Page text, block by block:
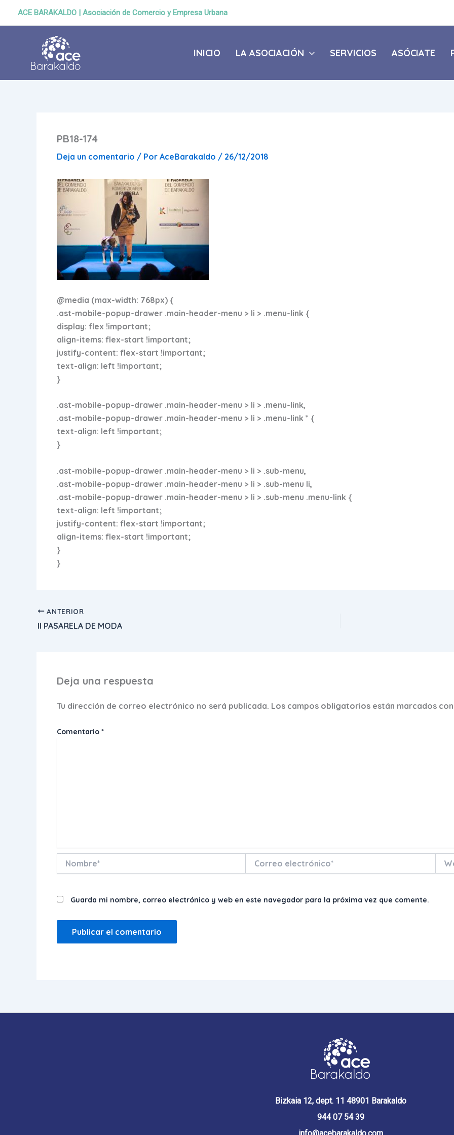
ACE BARAKALDO | Asociación de Comercio y Empresa Urbana
INICIO LA ASOCIACIÓN SERVICIOS ASÓCIATE
PB18-174
Deja un comentario / Por AceBarakaldo / 26/12/2018
@media (max-width: 768px) {
.ast-mobile-popup-drawer .main-header-menu > li > .menu-link {
display: flex !important;
align-items: flex-start !important;
justify-content: flex-start !important;
text-align: left !important;
}
.ast-mobile-popup-drawer .main-header-menu > li > .menu-link,
.ast-mobile-popup-drawer .main-header-menu > li > .menu-link * {
text-align: left !important;
}
.ast-mobile-popup-drawer .main-header-menu > li > .sub-menu,
.ast-mobile-popup-drawer .main-header-menu > li > .sub-menu li,
.ast-mobile-popup-drawer .main-header-menu > li > .sub-menu .menu-link {
text-align: left !important;
justify-content: flex-start !important;
align-items: flex-start !important;
}
}
ANTERIOR
II PASARELA DE MODA
Deja una respuesta
Tu dirección de correo electrónico no será publicada. Los campos obligatorios están marcados
Comentario *
electrónico*
Guarda mi nombre, correo electrónico y web en este navegador para la próxima vez que comente.
Bizkaia 12, dept. 11 48901 Barakaldo
944 07 54 39